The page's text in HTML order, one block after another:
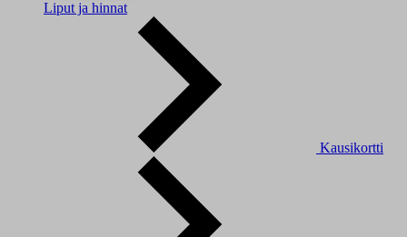
Liput ja hinnat
Kausikortti